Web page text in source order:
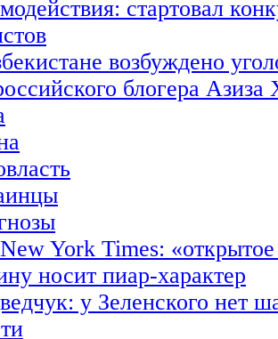
стартовал
возбуждено
блогера Азиза
York Times:
носит пиар-характер
у Зеленского нет